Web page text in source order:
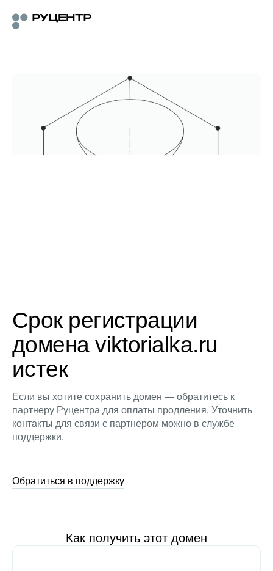
Срок регистрации
домена viktorialka.ru
истек
Если вы хотите сохранить домен — обратитесь к
партнеру Руцентра для оплаты продления. Уточнить
контакты для связи с партнером можно в службе
поддержки.
Обратиться в поддержку
Как получить этот домен